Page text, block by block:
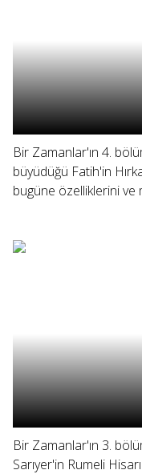
Bir Zamanlar'ın 4.
büyüdüğü Fatih'in
bugüne özelliklerini
Bir Zamanlar'ın 3.
Sarıyer'in Rumeli